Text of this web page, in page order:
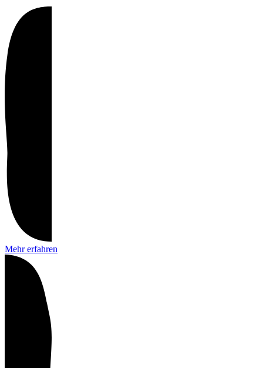
Mehr erfahren